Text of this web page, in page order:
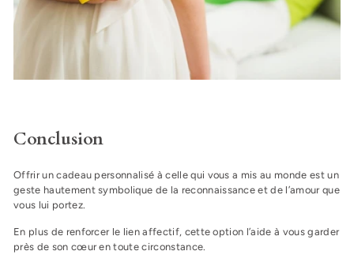
Conclusion
Offrir un cadeau personnalisé à celle qui vous a mis au monde est un
geste hautement symbolique de la reconnaissance et de l’amour que
vous lui portez.
En plus de renforcer le lien affectif, cette option l’aide à vous garder
près de son cœur en toute circonstance.